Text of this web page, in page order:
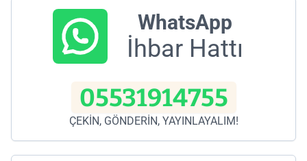
WhatsApp
İhbar Hattı
05531914755
ÇEKİN, GÖNDERİN, YAYINLAYALIM!